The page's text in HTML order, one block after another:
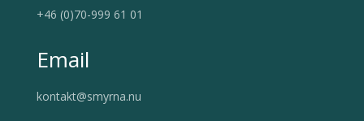
+46 (0)70-999 61 01
Email
kontakt@smyrna.nu